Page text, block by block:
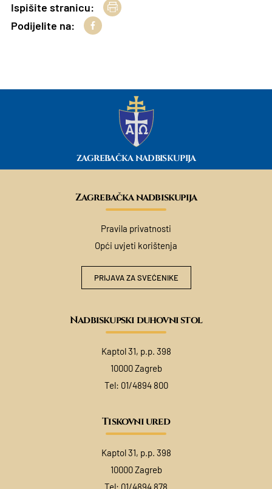
Ispišite stranicu:
Podijelite na:
ZAGREBAČKA NADBISKUPIJA
Zagrebačka nadbiskupija
Pravila privatnosti
Opći uvjeti korištenja
PRIJAVA ZA SVEĆENIKE
Nadbiskupski duhovni stol
Kaptol 31, p.p. 398
10000 Zagreb
Tel: 01/4894 800
Tiskovni ured
Kaptol 31, p.p. 398
10000 Zagreb
Tel: 01/4894 878